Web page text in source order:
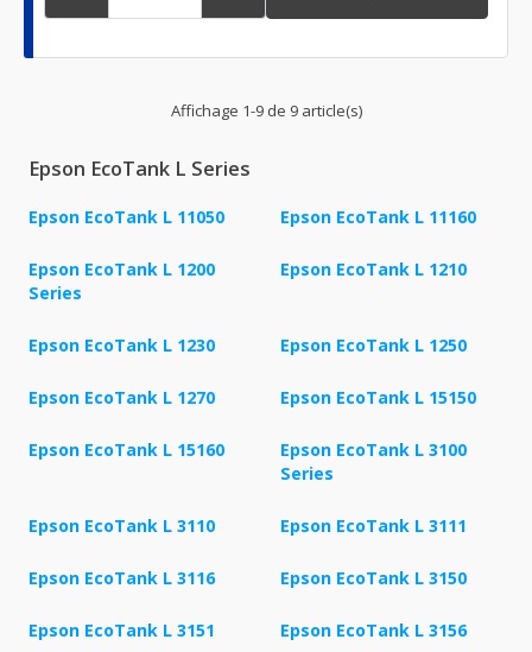
Affichage 1-9 de 9 article(s)
Epson EcoTank L Series
Epson EcoTank L 11050 Epson EcoTank L 11160
Epson EcoTank L 1200
Series
Epson EcoTank L 1210
Epson EcoTank L 1230 Epson EcoTank L 1250
Epson EcoTank L 1270 Epson EcoTank L 15150
Epson EcoTank L 15160
Epson EcoTank L 3100
Series
Epson EcoTank L 3110 Epson EcoTank L 3111
Epson EcoTank L 3116 Epson EcoTank L 3150
Epson EcoTank L 3151 Epson EcoTank L 3156